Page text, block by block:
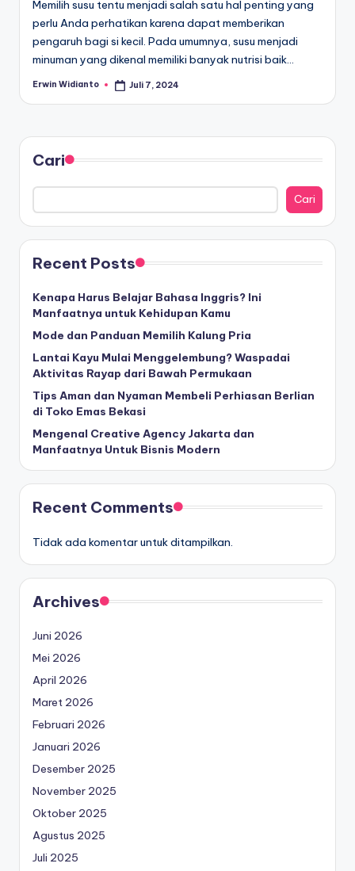
Memilih susu tentu menjadi salah satu hal penting yang
perlu Anda perhatikan karena dapat memberikan
pengaruh bagi si kecil. Pada umumnya, susu menjadi
minuman yang dikenal memiliki banyak nutrisi baik…
Posted
Erwin Widianto Juli 7, 2024
Cari
Cari
Recent Posts
Kenapa Harus Belajar Bahasa Inggris? Ini
Manfaatnya untuk Kehidupan Kamu
Mode dan Panduan Memilih Kalung Pria
Lantai Kayu Mulai Menggelembung? Waspadai
Aktivitas Rayap dari Bawah Permukaan
Tips Aman dan Nyaman Membeli Perhiasan Berlian
di Toko Emas Bekasi
Mengenal Creative Agency Jakarta dan
Manfaatnya Untuk Bisnis Modern
Recent Comments
Tidak ada komentar untuk ditampilkan.
Archives
Juni 2026
Mei 2026
April 2026
Maret 2026
Februari 2026
Januari 2026
Desember 2025
November 2025
Oktober 2025
Agustus 2025
Juli 2025